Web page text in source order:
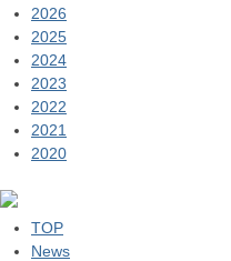
2026
2025
2024
2023
2022
2021
2020
TOP
News